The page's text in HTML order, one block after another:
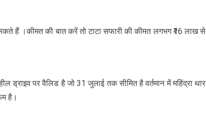
हैं ।कीमत की बात करें तो टाटा सफारी की कीमत लगभग ₹16 लाख से
ड्राइव पर वैलिड है जो 31 जुलाई तक सीमित है वर्तमान में महिंद्रा थार
है।